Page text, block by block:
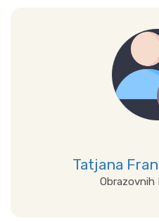
Tatjana
Obrazovnih